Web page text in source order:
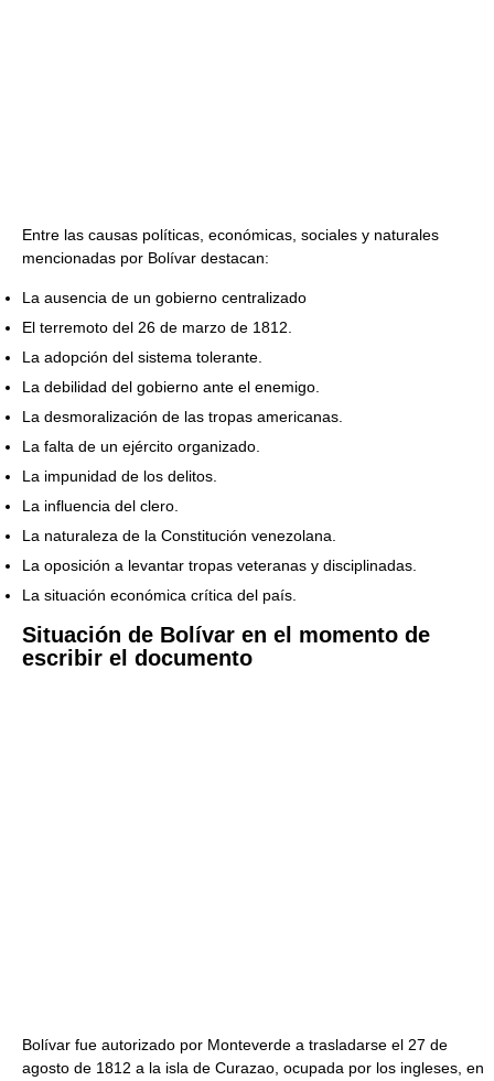
Entre las causas políticas, económicas, sociales y naturales
mencionadas por Bolívar destacan:
La ausencia de un gobierno centralizado
El terremoto del 26 de marzo de 1812.
La adopción del sistema tolerante.
La debilidad del gobierno ante el enemigo.
La desmoralización de las tropas americanas.
La falta de un ejército organizado.
La impunidad de los delitos.
La influencia del clero.
La naturaleza de la Constitución venezolana.
La oposición a levantar tropas veteranas y disciplinadas.
La situación económica crítica del país.
Situación de Bolívar en el momento de
escribir el documento
Bolívar fue autorizado por Monteverde a trasladarse el 27 de
agosto de 1812 a la isla de Curazao, ocupada por los ingleses, en